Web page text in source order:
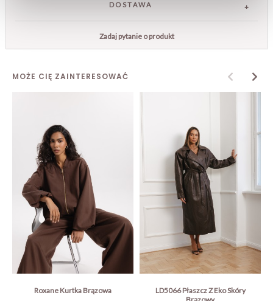
DOSTAWA
Zadaj pytanie o produkt
MOŻE CIĘ ZAINTERESOWAĆ
Roxane Kurtka Brązowa
LD5066 Płaszcz Z Eko Skóry
Brązowy